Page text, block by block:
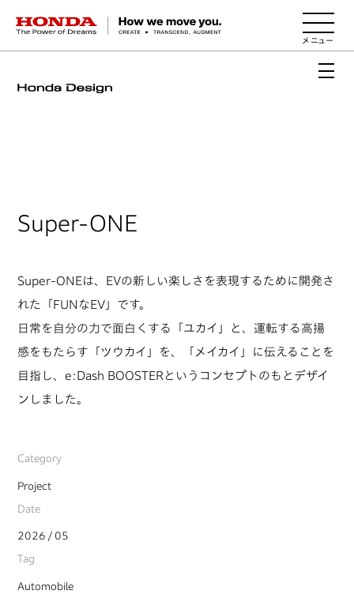
HONDA The Power of Dreams
Super-ONE
Category
Project
Date
2026 / 05
Tag
Automobile
Super-ONEは、EVの新しい楽しさを表現するために開発さ
れた「FUNなEV」です。
日常を自分の力で面白くする「ユカイ」と、運転する高揚
感をもたらす「ツウカイ」を、「メイカイ」に伝えることを
目指し、e:Dash BOOSTERというコンセプトのもとデザイ
ンしました。